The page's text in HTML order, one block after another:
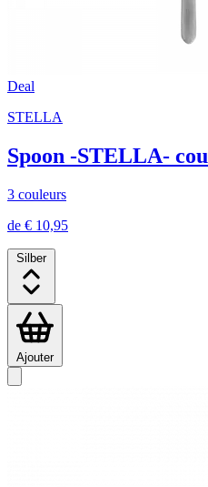
Deal
STELLA
Spoon -STELLA-
3 couleurs
de € 10,95
Silber
Ajouter